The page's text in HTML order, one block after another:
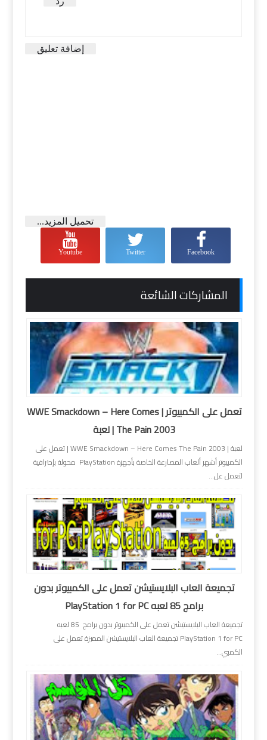
إضافة تعليق
تحميل المزيد...
Facebook
Twitter
Youtube
المشاركات الشائعة
تعمل على الكمبيوتر | WWE Smackdown – Here Comes
The Pain 2003 | لعبة
لعبة | WWE Smackdown – Here Comes The Pain 2003 | تعمل على
الكمبيوتر أشهر ألعاب المصارعة الخاصة بأجهزة PlayStation محولة بإحترافية
لتعمل عل...
تجميعة العاب البلايستيشن تعمل على الكمبيوتر بدون
برامج 85 لعبه PlayStation 1 for PC
تجميعة العاب البلايستيشن تعمل على الكمبيوتر بدون برامج 85 لعبه
PlayStation 1 for PC تجميعة العاب البلايستيشن المميزة تعمل على
الكمبي...